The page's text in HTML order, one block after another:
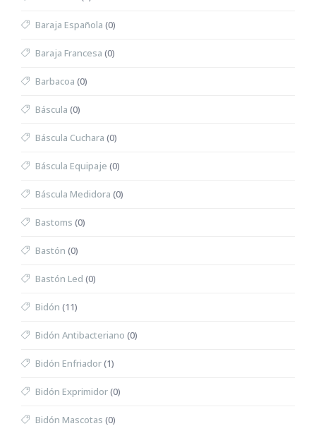
Baraja Española (0)
Baraja Francesa (0)
Barbacoa (0)
Báscula (0)
Báscula Cuchara (0)
Báscula Equipaje (0)
Báscula Medidora (0)
Bastoms (0)
Bastón (0)
Bastón Led (0)
Bidón (11)
Bidón Antibacteriano (0)
Bidón Enfriador(1)
Bidón Exprimidor(0)
Bidón Mascotas (0)